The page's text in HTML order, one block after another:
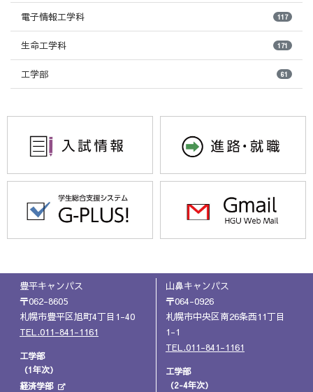
電子情報工学科 117
生命工学科 171
工学部 61
豊平キャンパス
〒062-8605
札幌市豊平区旭町4丁目1-40
TEL.011-841-1161
工学部
（1年次）
経済学部
山鼻キャンパス
〒064-0926
札幌市中央区南26条西11丁目
1-1
TEL.011-841-1161
工学部
（2-4年次）